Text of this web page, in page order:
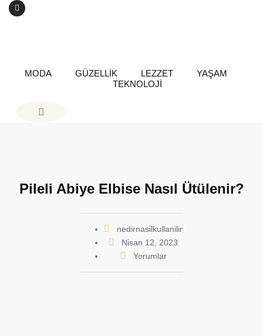
MODA GÜZELLİK LEZZET
YAŞAM
TEKNOLOJİ
Pileli Abiye Elbise Nasıl Ütülenir?
nedirnasilkullanilir
Nisan 12, 2023
Yorumlar